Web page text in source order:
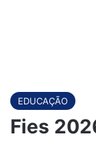
EDUCAÇÃO
Fies